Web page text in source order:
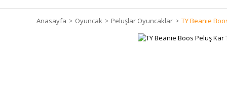
Anasayfa Oyuncak Peluşlar Oyuncaklar TY Beanie